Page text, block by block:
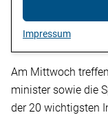
Impressum
Am Mittwoch
minister sowie die
der 20 wichtigsten